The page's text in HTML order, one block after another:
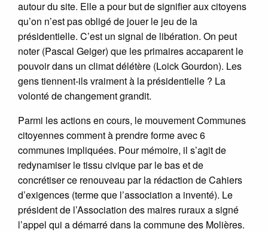
autour du site. Elle a pour but de signifier aux citoyens
qu’on n’est pas obligé de jouer le jeu de la
présidentielle. C’est un signal de libération. On peut
noter (Pascal Geiger) que les primaires accaparent le
pouvoir dans un climat délétère (Loick Gourdon). Les
gens tiennent-ils vraiment à la présidentielle ? La
volonté de changement grandit.
Parmi les actions en cours, le mouvement Communes
citoyennes comment à prendre forme avec 6
communes impliquées. Pour mémoire, il s’agit de
redynamiser le tissu civique par le bas et de
concrétiser ce renouveau par la rédaction de Cahiers
d’exigences (terme que l’association a inventé). Le
président de l’Association des maires ruraux a signé
l’appel qui a démarré dans la commune des Molières.